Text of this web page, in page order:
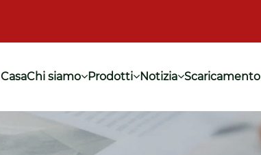
CasaChi siamo Prodotti Notizia Scaricamento